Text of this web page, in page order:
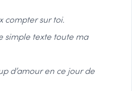
compter sur toi.
simple texte toute ma
d’amour en ce jour de